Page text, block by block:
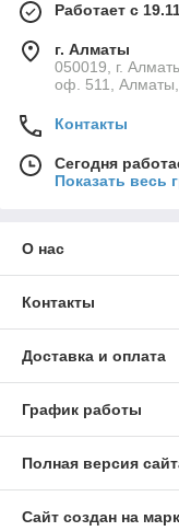
Работает с
г. Алматы
050019, г.
оф. 511, Алматы,
Контакты
Сегодня
Показать весь
О нас
Контакты
Доставка и оплата
График работы
Полная версия
Сайт создан на